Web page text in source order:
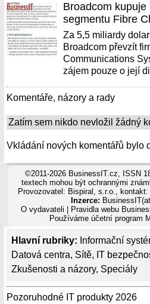
Hlavní rubriky: Informační
Datová centra, Sítě, IT
Zkušenosti a názory, Speciály
Pozoruhodné IT produkty 2026
Broadcom
segmentu Fibre
Za 5,5 miliardy
Broadcom převzít
Communications
zájem pouze o její
Komentáře, názory a rady
Zatím sem nikdo nevložil žádný
Vkládání nových komentářů bylo
©2011-2026 BusinessIT.cz, ISSN
textech mohou být ochrannými
Provozovatel: Bispiral, s.r.o., kontakt:
Inzerce:
O vydavateli
Pravidla webu
Používámeúčetní program